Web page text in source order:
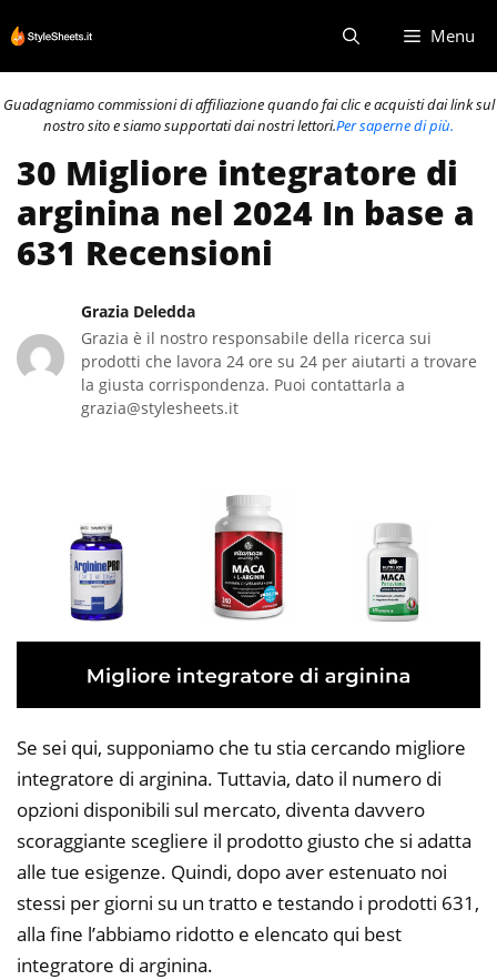
al
contenuto
Menu
Guadagniamo commissioni di affiliazione quando fai clic e acquisti dai link sul
nostro sito e siamo supportati dai nostri lettori.Per saperne di più.
30 Migliore integratore di
arginina nel 2024 In base a
631 Recensioni
Grazia Deledda
Grazia è il nostro responsabile della ricerca sui
prodotti che lavora 24 ore su 24 per aiutarti a trovare
la giusta corrispondenza. Puoi contattarla a
grazia@stylesheets.it
Se sei qui, supponiamo che tu stia cercando migliore
integratore di arginina. Tuttavia, dato il numero di
opzioni disponibili sul mercato, diventa davvero
scoraggiante scegliere il prodotto giusto che si adatta
alle tue esigenze. Quindi, dopo aver estenuato noi
stessi per giorni su un tratto e testando i prodotti 631,
alla fine l’abbiamo ridotto e elencato qui best
integratore di arginina.